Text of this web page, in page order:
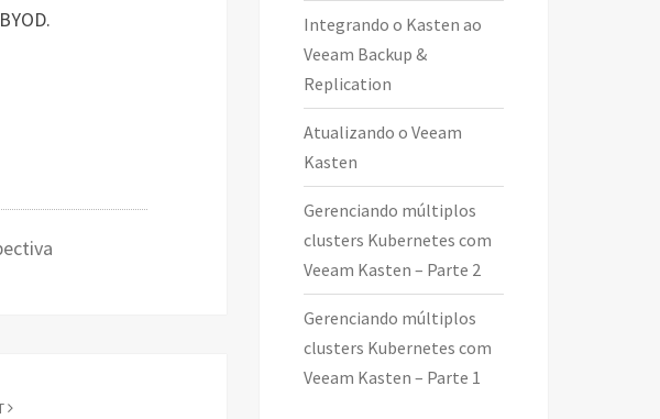
Integrando o Kasten ao
Veeam Backup &
Replication
Atualizando o Veeam
Kasten
Gerenciando múltiplos
clusters Kubernetes com
Veeam Kasten – Parte 2
Gerenciando múltiplos
clusters Kubernetes com
Veeam Kasten – Parte 1